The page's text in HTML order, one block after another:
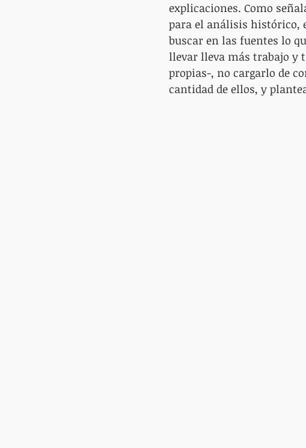
explicaciones. Como
para el análisis histórico,
buscar en las fuentes lo
llevar lleva más trabajo y
propias-, no cargarlo de
cantidad de ellos, y